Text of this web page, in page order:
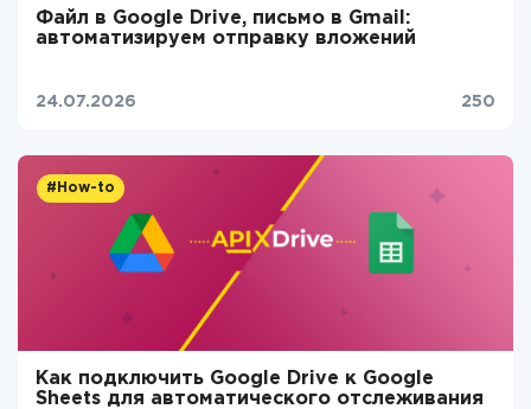
Файл в Google Drive, письмо в Gmail:
автоматизируем отправку вложений
24.07.2026 250
#How-to
Как подключить Google Drive к Google
Sheets для автоматического отслеживания